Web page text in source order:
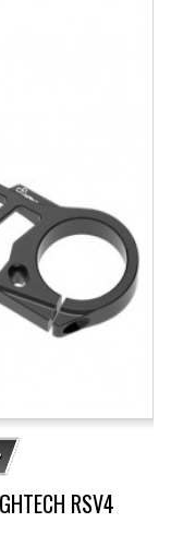
RSV4